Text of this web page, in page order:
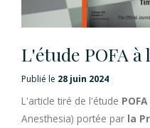
L'étude POFA
Publié le 28 juin 2024
L'article tiré de l'étude POFA
Anesthesia) portée par la